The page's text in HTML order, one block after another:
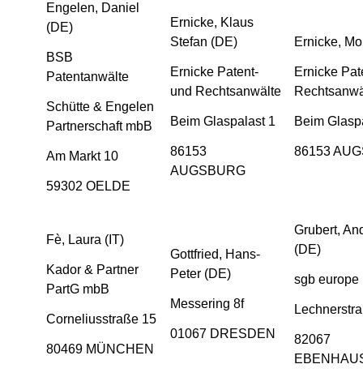
Engelen, Daniel
(DE)
BSB
Patentanwälte
Schütte & Engelen
Partnerschaft mbB
Am Markt 10
59302 OELDE
Ernicke, Klaus
Stefan (DE)
Ernicke Patent-
und Rechtsanwälte
Beim Glaspalast 1
86153
AUGSBURG
Ernicke,
Ernicke
Beim
86153
Fè, Laura (IT)
Kador & Partner
PartG mbB
Corneliusstraße 15
80469 MÜNCHEN
Gottfried, Hans-
Peter (DE)
Messering 8f
01067 DRESDEN
Grubert,
(DE)
sgb europe
82067